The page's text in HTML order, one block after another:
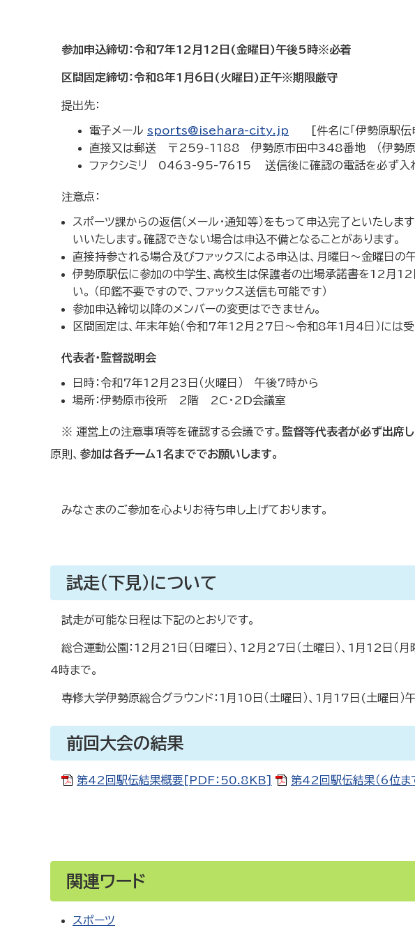
参加申込締切：令和7年12月12日(金曜日)午後5時※必着
区間固定締切：令和8年1月6日(火曜日)正午※期限厳守
提出先：
電子メール sports@isehara-city.jp [件名に「伊勢原駅伝
直接又は郵送 〒259-1188 伊勢原市田中348番地 （伊勢原市
ファクシミリ 0463-95-7615 送信後に確認の電話を必ず
注意点：
スポーツ課からの返信（メール・通知等）をもって申込完了といたし
いいたします。確認できない場合は申込不備となることがあります。
直接持参される場合及びファックスによる申込は、月曜日～金曜日
伊勢原駅伝に参加の中学生、高校生は保護者の出場承諾書を12月12
い。 （印鑑不要ですので、ファックス送信も可能です）
参加申込締切以降のメンバーの変更はできません。
区間固定は、年末年始（令和7年12月27日～令和8年1月4日）には受
代表者・監督説明会
日時：令和7年12月23日（火曜日） 午後7時から
場所：伊勢原市役所 2階 2C・2D会議室
※ 運営上の注意事項等を確認する会議です。 監督等代表者が必ず出席し
原則、 参加は各チーム1名まででお願いします。
みなさまのご参加を心よりお待ち申し上げております。
試走（下見）について
試走が可能な日程は下記のとおりです。
総合運動公園：12月21日（日曜日）、12月27日（土曜日）、1月12日（
4時まで。
専修大学伊勢原総合グラウンド：1月10日（土曜日）、1月17日(土曜日）
前回大会の結果
第42回駅伝結果概要[PDF：50.8KB] 第42回駅伝結果（6位
関連ワード
スポーツ